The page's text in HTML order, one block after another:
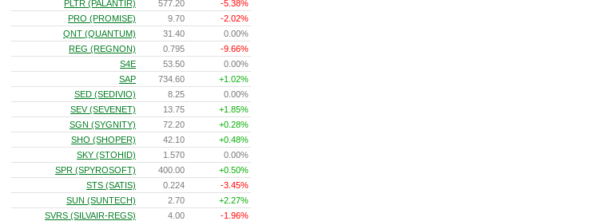
PLTR (PALANTIR)
577.20
-5.38%
PRO (PROMISE)
9.70
-2.02%
QNT (QUANTUM)
31.40
0.00%
REG (REGNON)
0.795
-9.66%
S4E
53.50
0.00%
SAP
734.60
+1.02%
SED (SEDIVIO)
8.25
0.00%
SEV (SEVENET)
13.75
+1.85%
SGN (SYGNITY)
72.20
+0.28%
SHO (SHOPER)
42.10
+0.48%
SKY (STOHID)
1.570
0.00%
SPR (SPYROSOFT)
400.00
+0.50%
STS (SATIS)
0.224
-3.45%
SUN (SUNTECH)
2.70
+2.27%
SVRS (SILVAIR-REGS)
4.00
-1.96%